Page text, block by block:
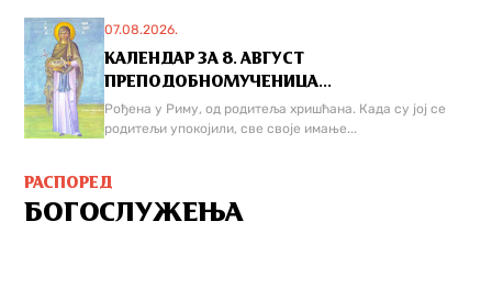
07.08.2026.
КАЛЕНДАР ЗА 8. АВГУСТ
ПРЕПОДОБНОМУЧЕНИЦА...
Рођена у Риму, од родитеља хришћана. Када су јој се
родитељи упокојили, све своје имање...
РАСПОРЕД
БОГОСЛУЖЕЊА